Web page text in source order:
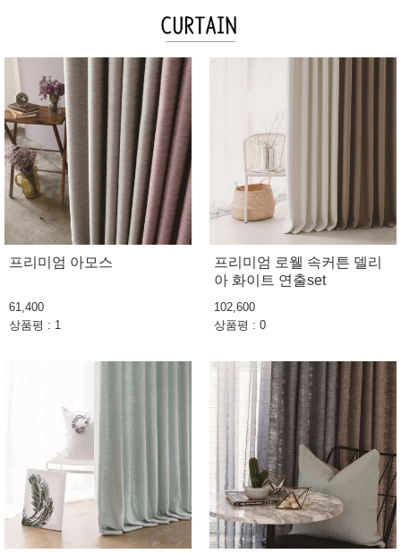
프리미엄 아모스
61,400
상품평 : 1
프리미엄 로웰 속커튼 델리
아 화이트 연출set
102,600
상품평 : 0